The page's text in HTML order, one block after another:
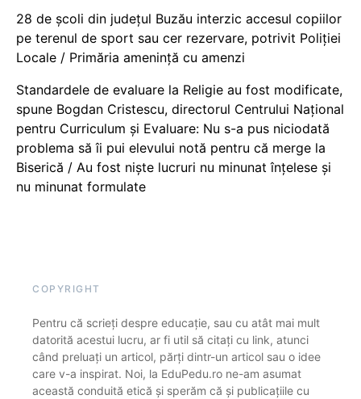
28 de școli din județul Buzău interzic accesul copiilor
pe terenul de sport sau cer rezervare, potrivit Poliției
Locale / Primăria amenință cu amenzi
Standardele de evaluare la Religie au fost modificate,
spune Bogdan Cristescu, directorul Centrului Național
pentru Curriculum și Evaluare: Nu s-a pus niciodată
problema să îi pui elevului notă pentru că merge la
Biserică / Au fost niște lucruri nu minunat înțelese și
nu minunat formulate
COPYRIGHT
Pentru că scrieți despre educație, sau cu atât mai mult
datorită acestui lucru, ar fi util să citați cu link, atunci
când preluați un articol, părți dintr-un articol sau o idee
care v-a inspirat. Noi, la EduPedu.ro ne-am asumat
această conduită etică și sperăm că și publicațiile cu